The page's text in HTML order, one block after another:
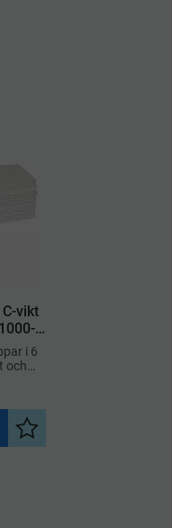
vikt
i 6
och
daglig
Lägg till i önskelista